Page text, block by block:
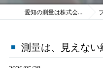
愛知の測量は株式会社J.ace ブ
測量は、見えな